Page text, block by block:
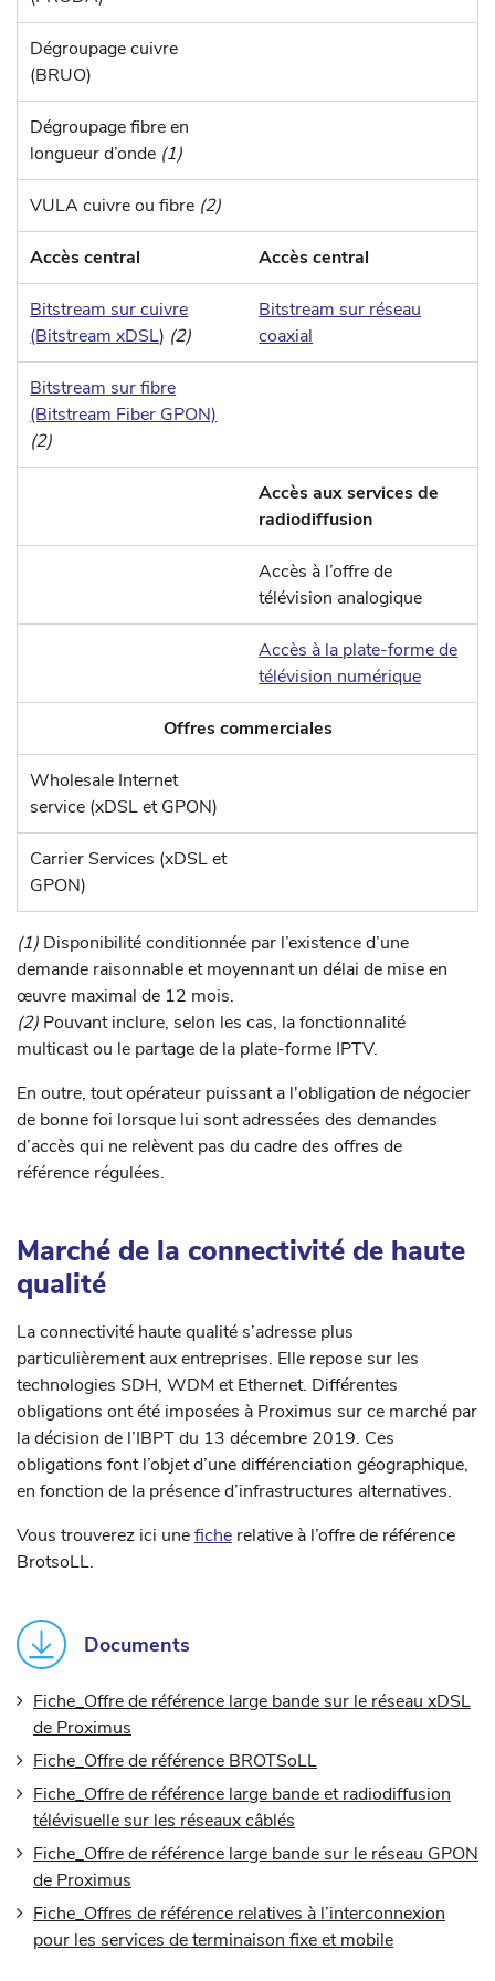
Dégroupage cuivre
(BRUO)
Dégroupage fibre en
longueur d’onde (1)
VULA cuivre ou fibre (2)
Accès central Accès central
Bitstream sur cuivre
(Bitstream xDSL) (2)
Bitstream sur réseau
coaxial
Bitstream sur fibre
(Bitstream Fiber GPON)
(2)
Accès aux services de
radiodiffusion
Accès à l’offre de
télévision analogique
Accès à la plate-forme de
télévision numérique
Offres commerciales
Wholesale Internet
service (xDSL et GPON)
Carrier Services (xDSL et
GPON)
(1) Disponibilité conditionnée par l’existence d’une
demande raisonnable et moyennant un délai de mise en
œuvre maximal de 12 mois.
(2) Pouvant inclure, selon les cas, la fonctionnalité
multicast ou le partage de la plate-forme IPTV.
En outre, tout opérateur puissant a l'obligation de négocier
de bonne foi lorsque lui sont adressées des demandes
d’accès qui ne relèvent pas du cadre des offres de
référence régulées.
Marché de la connectivité de haute
qualité
La connectivité haute qualité s’adresse plus
particulièrement aux entreprises. Elle repose sur les
technologies SDH, WDM et Ethernet. Différentes
obligations ont été imposées à Proximus sur ce marché par
la décision de l’IBPT du 13 décembre 2019. Ces
obligations font l’objet d’une différenciation géographique,
en fonction de la présence d’infrastructures alternatives.
Vous trouverez ici unefiche relative à l’offre de référence
BrotsoLL.
Documents
Fiche_Offre de référence large bande sur le réseau xDSL
de Proximus
Fiche_Offre de référence BROTSoLL
Fiche_Offre de référence large bande et radiodiffusion
télévisuelle sur les réseaux câblés
Fiche_Offre de référence large bande sur le réseau GPON
de Proximus
Fiche_Offres de référence relatives à l’interconnexion
pour les services de terminaison fixe et mobile